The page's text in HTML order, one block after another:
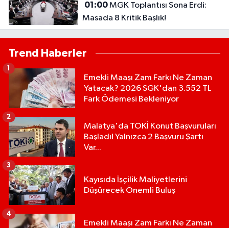
01:00MGK Toplantısı Sona Erdi:
Masada 8 Kritik Başlık!
Trend Haberler
Emekli Maaşı Zam Farkı Ne Zaman
Yatacak? 2026 SGK'dan 3.552 TL
Fark Ödemesi Bekleniyor
1
Malatya'da TOKİ Konut Başvuruları
Başladı! Yalnızca 2 Başvuru Şartı
Var...
2
Kayısıda İşçilik Maliyetlerini
Düşürecek Önemli Buluş
3
Emekli Maaşı Zam Farkı Ne Zaman
4